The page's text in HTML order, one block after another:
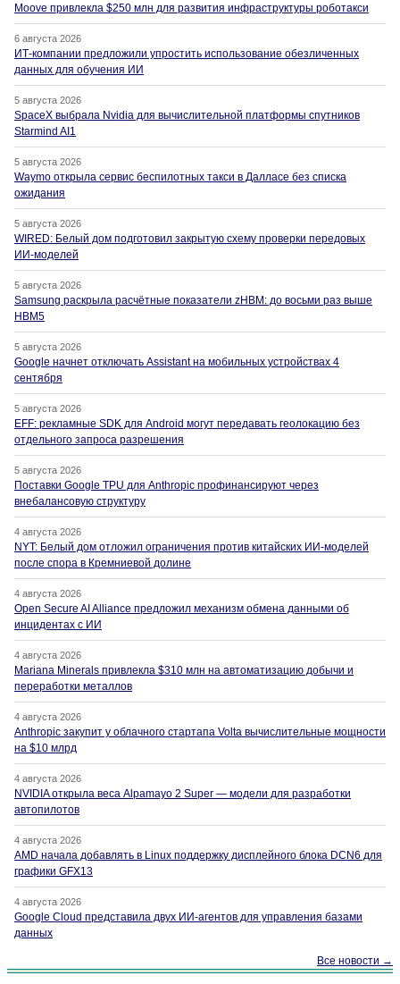
Moove привлекла $250 млн для развития инфраструктуры роботакси
6 августа 2026
ИТ-компании предложили упростить использование обезличенных
данных для обучения ИИ
5 августа 2026
SpaceX выбрала Nvidia для вычислительной платформы спутников
Starmind AI1
5 августа 2026
Waymo открыла сервис беспилотных такси в Далласе без списка
ожидания
5 августа 2026
WIRED: Белый дом подготовил закрытую схему проверки передовых
ИИ-моделей
5 августа 2026
Samsung раскрыла расчётные показатели zHBM: до восьми раз выше
HBM5
5 августа 2026
Google начнет отключать Assistant на мобильных устройствах 4
сентября
5 августа 2026
EFF: рекламные SDK для Android могут передавать геолокацию без
отдельного запроса разрешения
5 августа 2026
Поставки Google TPU для Anthropic профинансируют через
внебалансовую структуру
4 августа 2026
NYT: Белый дом отложил ограничения против китайских ИИ-моделей
после спора в Кремниевой долине
4 августа 2026
Open Secure AI Alliance предложил механизм обмена данными об
инцидентах с ИИ
4 августа 2026
Mariana Minerals привлекла $310 млн на автоматизацию добычи и
переработки металлов
4 августа 2026
Anthropic закупит у облачного стартапа Volta вычислительные мощности
на $10 млрд
4 августа 2026
NVIDIA открыла веса Alpamayo 2 Super — модели для разработки
автопилотов
4 августа 2026
AMD начала добавлять в Linux поддержку дисплейного блока DCN6 для
графики GFX13
4 августа 2026
Google Cloud представила двух ИИ-агентов для управления базами
данных
Все новости →